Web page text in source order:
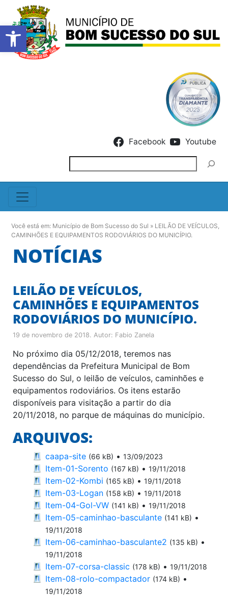
Barra de Ferramentas
Facebook Youtube
Você está em: Município de Bom Sucesso do Sul » LEILÃO DE VEÍCULOS,
CAMINHÕES E EQUIPAMENTOS RODOVIÁRIOS DO MUNICÍPIO.
NOTÍCIAS
LEILÃO DE VEÍCULOS,
CAMINHÕES E EQUIPAMENTOS
RODOVIÁRIOS DO MUNICÍPIO.
19 de novembro de 2018. Autor: Fabio Zanela
No próximo dia 05/12/2018, teremos nas
dependências da Prefeitura Municipal de Bom
Sucesso do Sul, o leilão de veículos, caminhões e
equipamentos rodoviários. Os itens estarão
disponíveis para visitação a partir do dia
20/11/2018, no parque de máquinas do município.
ARQUIVOS:
caapa-site (66 kB) • 13/09/2023
Item-01-Sorento (167 kB) • 19/11/2018
Item-02-Kombi (165 kB) • 19/11/2018
Item-03-Logan (158 kB) • 19/11/2018
Item-04-Gol-VW (141 kB) • 19/11/2018
Item-05-caminhao-basculante (141 kB) •
19/11/2018
Item-06-caminhao-basculante2 (135 kB) •
19/11/2018
Item-07-corsa-classic (178 kB) • 19/11/2018
Item-08-rolo-compactador (174 kB) •
19/11/2018